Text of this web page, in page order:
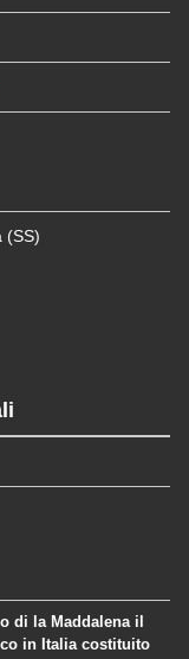
(SS)
di la Maddalena il
in Italia costituito